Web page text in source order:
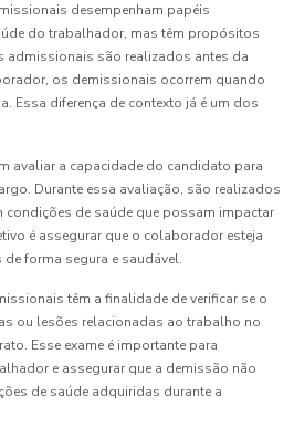
desempenham papéis
do trabalhador, mas têm propósitos
admissionais são realizados antes da
os demissionais ocorrem quando
Essa diferença de contexto já é um dos
avaliar a capacidade do candidato para
Durante essa avaliação, são realizados
condições de saúde que possam impactar
é assegurar que o colaborador esteja
forma segura e saudável.
têm a finalidade de verificar se o
ou lesões relacionadas ao trabalho no
Esse exame é importante para
e assegurar que a demissão não
de saúde adquiridas durante a